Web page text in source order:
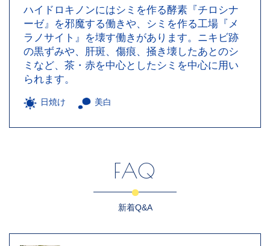
ハイドロキノンにはシミを作る酵素『チロシナ
ーゼ』を邪魔する働きや、シミを作る工場『メ
ラノサイト』を壊す働きがあります。ニキビ跡
の黒ずみや、肝斑、傷痕、掻き壊したあとのシ
ミなど、茶・赤を中心としたシミを中心に用い
られます。
日焼け 美白
FAQ
新着Q&A